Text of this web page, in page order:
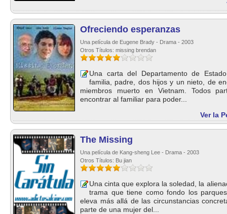
Ofreciendo esperanzas
Una película de Eugene Brady - Drama - 2003
Otros Títulos: missing brendan
Una carta del Departamento de
familia, padre, dos hijos y un nieto, de
miembros muerto en Vietnam. Todos
encontrar al familiar para poder...
Ver la
The Missing
Una película de Kang-sheng Lee - Drama - 2003
Otros Títulos: Bu jian
Una cinta que explora la soledad, la
trama que tiene como fondo los
eleva más allá de las circunstancias
parte de una mujer del...